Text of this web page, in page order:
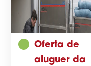
Oferta de
aluguer da